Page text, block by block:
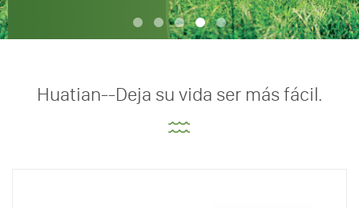
Huatian--Deja su vida ser más fácil.